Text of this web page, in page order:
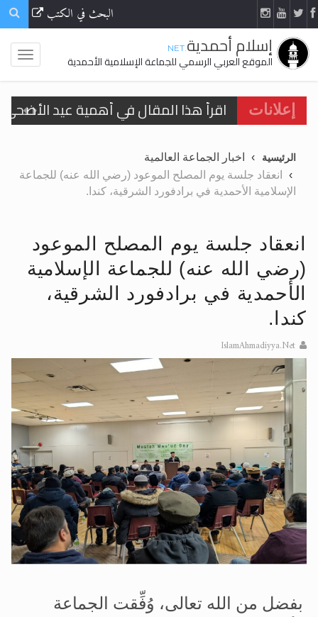
البحث في الكتب
إسلام أحمدية.NET
الموقع العربي الرسمي للجماعة الإسلامية الأحمدية
إعلانات
اقرأ هذا المقال في أهمية عيد
تعميم هامّ لأفراد الجماعة >> المزيد
تعميم هامّ لأفراد الجماعة >> المزيد
اقرأ هذا الكتاب وتعرّف على حقيقة
الحجّ.. دلالات، حِكم، وأهداف >> المزيد
اقرأ هذا المقال في أهمية عيد
الرئيسية
اخبار الجماعة العالمية
انعقاد جلسة يوم المصلح الموعود (رضي الله عنه) للجماعة
الإسلامية الأحمدية في برادفورد الشرقية، كندا.
انعقاد جلسة يوم المصلح الموعود
(رضي الله عنه) للجماعة الإسلامية
الأحمدية في برادفورد الشرقية،
كندا.
IslamAhmadiyya.Net
بفضل من الله تعالى، وُفِّقت الجماعة